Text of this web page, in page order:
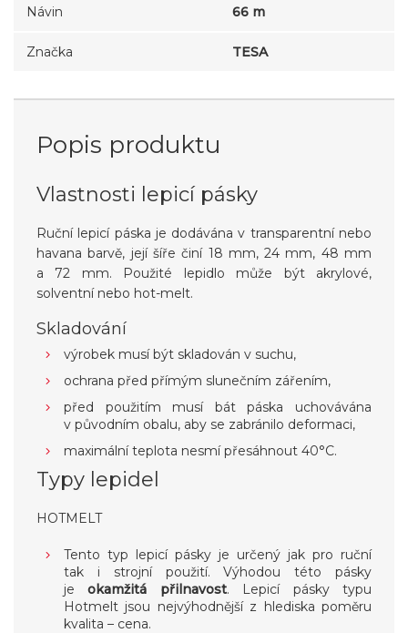
Návin 66 m
Značka TESA
Popis produktu
Vlastnosti lepicí pásky
Ruční lepicí páska je dodávána v transparentní nebo
havana barvě, její šíře činí 18 mm, 24 mm, 48 mm
a 72 mm. Použité lepidlo může být akrylové,
solventní nebo hot-melt.
Skladování
výrobek musí být skladován v suchu,
ochrana před přímým slunečním zářením,
před použitím musí bát páska uchovávána
v původním obalu, aby se zabránilo deformaci,
maximální teplota nesmí přesáhnout 40°C.
Typy lepidel
HOTMELT
Tento typ lepicí pásky je určený jak pro ruční
tak i strojní použití. Výhodou této pásky
jeokamžitá přilnavost. Lepicí pásky typu
Hotmelt jsou nejvýhodnější z hlediska poměru
kvalita – cena.